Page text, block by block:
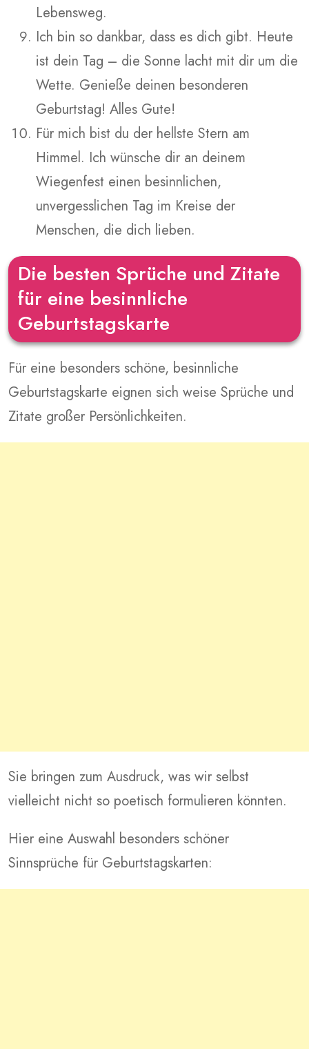
Lebensweg.
Ich bin so dankbar, dass es dich gibt. Heute
ist dein Tag – die Sonne lacht mit dir um die
Wette. Genieße deinen besonderen
Geburtstag! Alles Gute!
Für mich bist du der hellste Stern am
Himmel. Ich wünsche dir an deinem
Wiegenfest einen besinnlichen,
unvergesslichen Tag im Kreise der
Menschen, die dich lieben.
Die besten Sprüche und Zitate
für eine besinnliche
Geburtstagskarte
Für eine besonders schöne, besinnliche
Geburtstagskarte eignen sich weise Sprüche und
Zitate großer Persönlichkeiten.
Sie bringen zum Ausdruck, was wir selbst
vielleicht nicht so poetisch formulieren könnten.
Hier eine Auswahl besonders schöner
Sinnsprüche für Geburtstagskarten: